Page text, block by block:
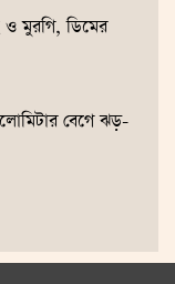
ও মুরগি, ডিমের
বেগে ঝড়-